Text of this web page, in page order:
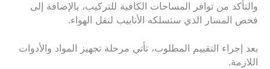
والتأكد من توافر المساحات الكافية للتركيب، بالإضافة إلى
فحص المسار الذي ستسلكه الأنابيب لنقل الهواء.
بعد إجراء التقييم المطلوب، تأتي مرحلة تجهيز المواد والأدوات
اللازمة.